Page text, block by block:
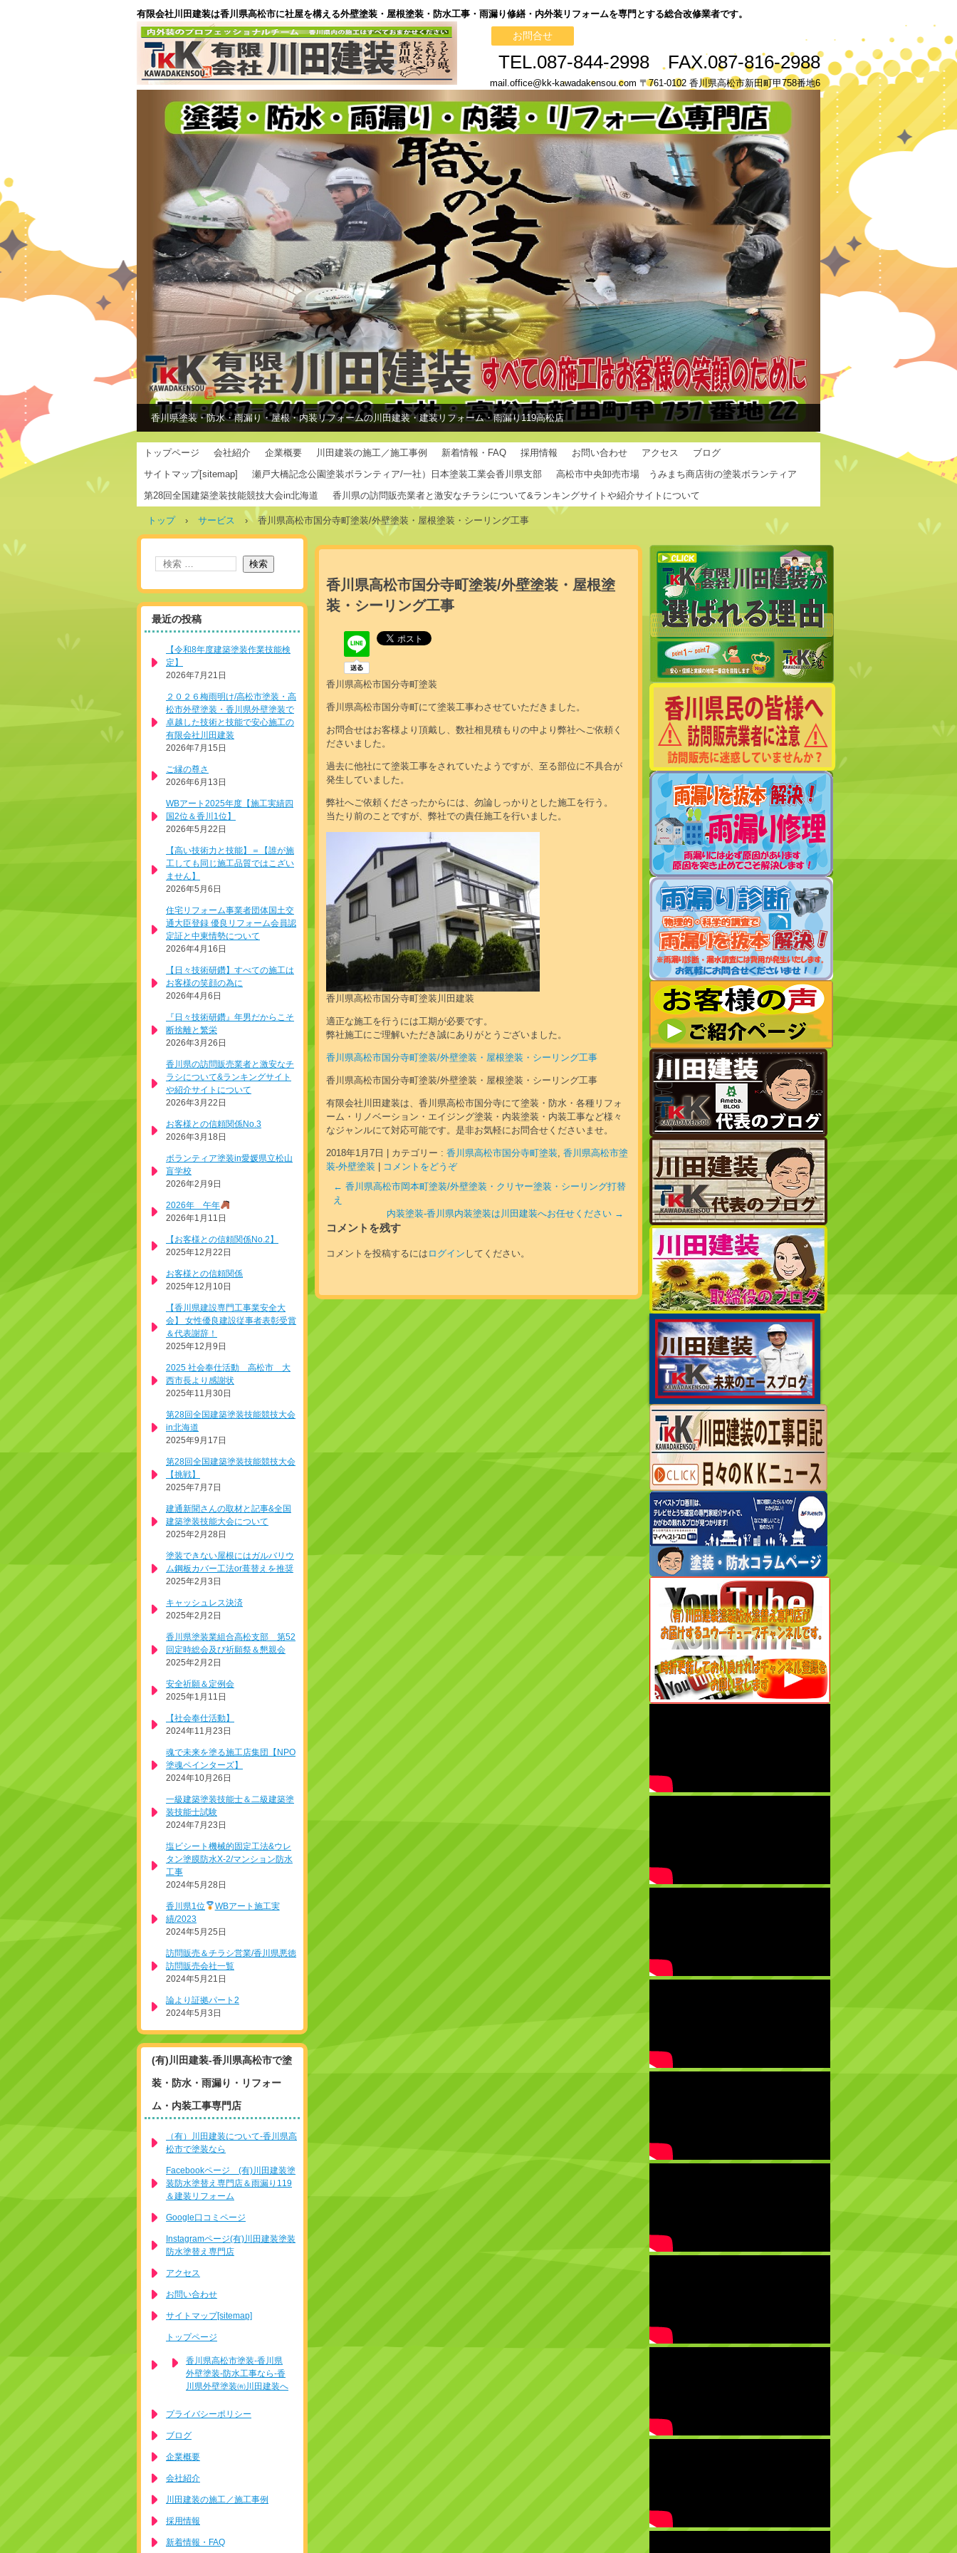
有限会社川田建装は香川県高松市に社屋を構える外壁塗装・屋根塗装・防水工事・雨漏り修繕・内外装リフォームを専門とする総合改修業者です。
お問合せ
TEL.087-844-2998 FAX.087-816-2988
mail.office@kk-kawadakensou.com 〒761-0102 香川県高松市新田町甲758番地6
香川県塗装・防水・雨漏り・屋根・内装リフォームの川田建装・建装リフォーム・雨漏り119高松店
トップページ 会社紹介 企業概要 川田建装の施工／施工事例 新着情報・FAQ 採用情報 お問い合わせ アクセス
ブログ
サイトマップ[sitemap]
瀬戸大橋記念公園塗装ボランティア/一社）日本塗装工業会香川県支部
高松市中央卸売市場 うみまち商店街の塗装ボランティア
第28回全国建築塗装技能競技大会in北海道
香川県の訪問販売業者と激安なチラシについて&ランキングサイトや紹介サイトについて
トップ › サービス › 香川県高松市国分寺町塗装/外壁塗装・屋根塗装・シーリング工事
香川県高松市国分寺町塗装/外壁塗装・屋根塗
装・シーリング工事
香川県高松市国分寺町塗装
香川県高松市国分寺町にて塗装工事わさせていただきました。
お問合せはお客様より頂戴し、数社相見積もりの中より弊社へご依頼く
ださいました。
過去に他社にて塗装工事をされていたようですが、至る部位に不具合が
発生していました。
弊社へご依頼くださったからには、勿論しっかりとした施工を行う。
当たり前のことですが、弊社での責任施工を行いました。
香川県高松市国分寺町塗装川田建装
適正な施工を行うには工期が必要です。
弊社施工にご理解いただき誠にありがとうございました。
香川県高松市国分寺町塗装/外壁塗装・屋根塗装・シーリング工事
香川県高松市国分寺町塗装/外壁塗装・屋根塗装・シーリング工事
有限会社川田建装は、香川県高松市国分寺にて塗装・防水・各種リフォ
ーム・リノベーション・エイジング塗装・内装塗装・内装工事など様々
なジャンルにて対応可能です。是非お気軽にお問合せくださいませ。
2018年1月7日 カテゴリー : 香川県高松市国分寺町塗装, 香川県高松市塗
装-外壁塗装
コメントをどうぞ
← 香川県高松市岡本町塗装/外壁塗装・クリヤー塗装・シーリング打替
え
内装塗装-香川県内装塗装は川田建装へお任せください →
コメントを残す
コメントを投稿するには ログイン してください。
最近の投稿
【令和8年度建築塗装作業技能検
定】
2026年7月21日
２０２６梅雨明け/高松市塗装・高
松市外壁塗装・香川県外壁塗装で
卓越した技術と技能で安心施工の
有限会社川田建装
2026年7月15日
ご縁の尊さ
2026年6月13日
WBアート2025年度【施工実績四
国2位＆香川1位】
2026年5月22日
【高い技術力と技能】＝【誰が施
工しても同じ施工品質ではこざい
ません】
2026年5月6日
住宅リフォーム事業者団体国土交
通大臣登録 優良リフォーム会員認
定証と中東情勢について
2026年4月16日
【日々技術研鑽】すべての施工は
お客様の笑顔の為に
2026年4月6日
『日々技術研鑽』年男だからこそ
断捨離と繁栄
2026年3月26日
香川県の訪問販売業者と激安なチ
ラシについて&ランキングサイト
や紹介サイトについて
2026年3月22日
お客様との信頼関係No.3
2026年3月18日
ボランティア塗装in愛媛県立松山
盲学校
2026年2月9日
2026年 午年
2026年1月11日
【お客様との信頼関係No.2】
2025年12月22日
お客様との信頼関係
2025年12月10日
【香川県建設専門工事業安全大
会】 女性優良建設従事者表彰受賞
＆代表謝辞！
2025年12月9日
2025 社会奉仕活動 高松市 大
西市長より感謝状
2025年11月30日
第28回全国建築塗装技能競技大会
in北海道
2025年9月17日
第28回全国建築塗装技能競技大会
【挑戦】
2025年7月7日
建通新聞さんの取材と記事&全国
建築塗装技能大会について
2025年2月28日
塗装できない屋根にはガルバリウ
ム鋼板カバー工法or葺替えを推奨
2025年2月3日
キャッシュレス決済
2025年2月2日
香川県塗装業組合高松支部 第52
回定時総会及び祈願祭＆懇親会
2025年2月2日
安全祈願＆定例会
2025年1月11日
【社会奉仕活動】
2024年11月23日
魂で未来を塗る施工店集団【NPO
塗魂ペインターズ】
2024年10月26日
一級建築塗装技能士＆二級建築塗
装技能士試験
2024年7月23日
塩ビシート機械的固定工法&ウレ
タン塗膜防水X-2/マンション防水
工事
2024年5月28日
香川県1位
WBアート施工実
績/2023
2024年5月25日
訪問販売＆チラシ営業/香川県悪徳
訪問販売会社一覧
2024年5月21日
論より証拠パート2
2024年5月3日
(有)川田建装-香川県高松市で塗
装・防水・雨漏り・リフォー
ム・内装工事専門店
（有）川田建装について-香川県高
松市で塗装なら
Facebookページ (有)川田建装塗
装防水塗替え専門店＆雨漏り119
＆建装リフォーム
Google口コミページ
Instagramページ(有)川田建装塗装
防水塗替え専門店
アクセス
お問い合わせ
サイトマップ[sitemap]
トップページ
香川県高松市塗装-香川県
外壁塗装-防水工事なら-香
川県外壁塗装㈲川田建装へ
プライバシーポリシー
ブログ
企業概要
会社紹介
川田建装の施工／施工事例
採用情報
新着情報・FAQ